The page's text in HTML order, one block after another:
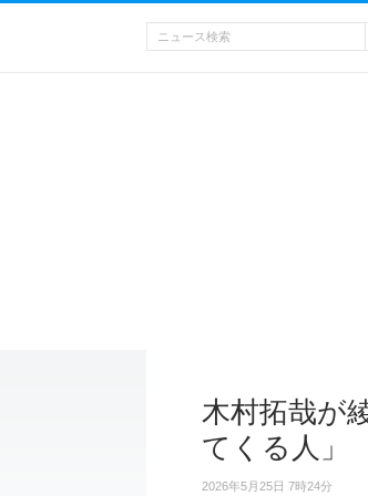
木村拓哉が
てくる人」
2026年5月25日 7時24分